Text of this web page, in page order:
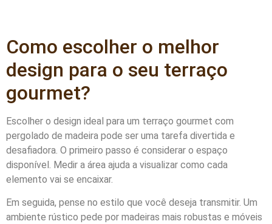
Como escolher o melhor
design para o seu terraço
gourmet?
Escolher o design ideal para um terraço gourmet com
pergolado de madeira pode ser uma tarefa divertida e
desafiadora. O primeiro passo é considerar o espaço
disponível. Medir a área ajuda a visualizar como cada
elemento vai se encaixar.
Em seguida, pense no estilo que você deseja transmitir. Um
ambiente rústico pede por madeiras mais robustas e móveis